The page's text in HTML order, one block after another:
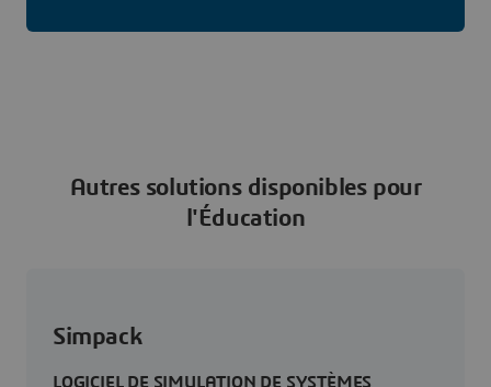
Autres solutions disponibles pour
l'Éducation
Simpack
LOGICIEL DE SIMULATION DE SYSTÈMES